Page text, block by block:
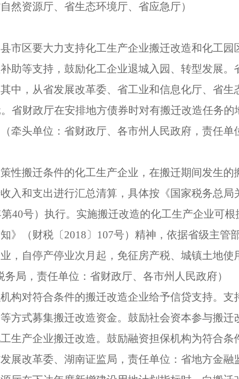
然资源厅、省生态环境厅、省应急厅）
市区要大力支持化工生产企业搬迁改造和化工
助等支持，鼓励化工企业退城入园、转型发展。
中，从省发展改革委、省工业和信息化厅、省
省财政厅在安排地方债券时对有搬迁改造任务
（牵头单位：省财政厅、各市州人民政府，责任
性搬迁条件的化工生产企业，在搬迁期间发生
入和支出进行汇总清算，具体按《国家税务总局
40号） 执行。实施搬迁改造的化工生产企业可
》
（ 财税〔2018〕 107号） 精神，依据省级主管
，自停产停业次月起，免征房产税、城镇土地
务局，责任单位：省财政厅、各市州人民政府）
构对符合条件的搬迁改造企业给予信贷支持。
方式募集搬迁改造资金。鼓励社会资本参与搬
生产企业搬迁改造。鼓励融资担保机构为符合条
展改革委、湖南证监局，责任单位：省地方金融